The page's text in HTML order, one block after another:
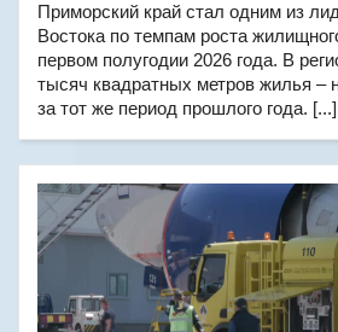
Приморский край стал одним из
Востока по темпам роста
первом полугодии 2026 года. В
тысяч квадратных метров жилья –
за тот же период прошлого года. [...]